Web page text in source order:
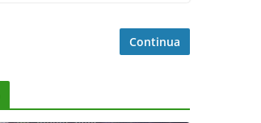
Continua